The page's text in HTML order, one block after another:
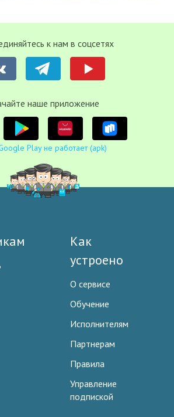
к нам в соцсетях
наше приложение
Play не работает (apk)
Как
устроено
О сервисе
Обучение
Исполнителям
Партнерам
Правила
Управление
подпиской